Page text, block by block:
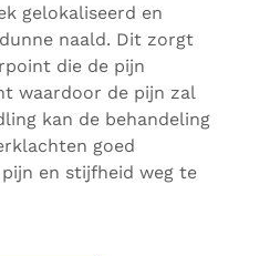
gelokaliseerd en
naald. Dit zorgt
die de pijn
waardoor de pijn zal
kan de behandeling
goed
en stijfheid weg te